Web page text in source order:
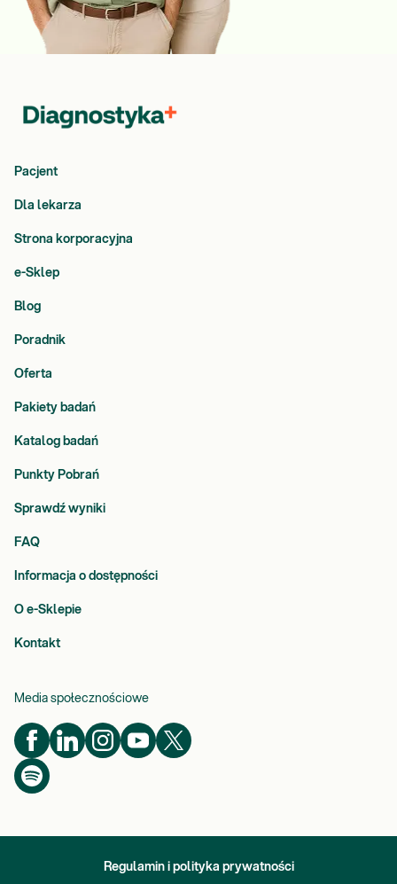
Pacjent
Dla lekarza
Strona korporacyjna
e-Sklep
Blog
Poradnik
Oferta
Pakiety badań
Katalog badań
Punkty Pobrań
Sprawdź wyniki
FAQ
Informacja o dostępności
O e-Sklepie
Kontakt
Media społecznościowe
Regulamin i polityka prywatności